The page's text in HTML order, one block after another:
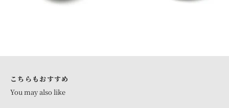
こちらもおすすめ